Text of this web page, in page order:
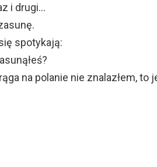
i drugi…
spotykają:
na polanie nie znalazłem, to